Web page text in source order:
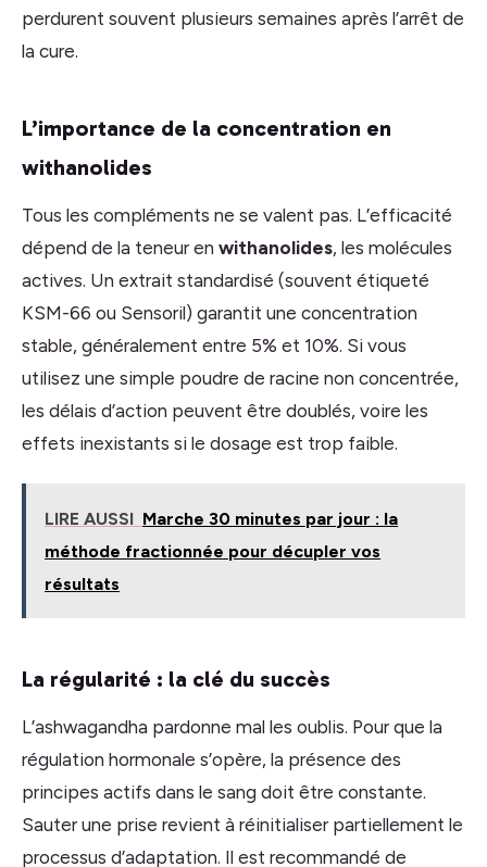
perdurent souvent plusieurs semaines après l’arrêt de
la cure.
L’importance de la concentration en
withanolides
Tous les compléments ne se valent pas. L’efficacité
dépend de la teneur en withanolides, les molécules
actives. Un extrait standardisé (souvent étiqueté
KSM-66 ou Sensoril) garantit une concentration
stable, généralement entre 5% et 10%. Si vous
utilisez une simple poudre de racine non concentrée,
les délais d’action peuvent être doublés, voire les
effets inexistants si le dosage est trop faible.
LIRE AUSSI Marche 30 minutes par jour : la
méthode fractionnée pour décupler vos
résultats
La régularité : la clé du succès
L’ashwagandha pardonne mal les oublis. Pour que la
régulation hormonale s’opère, la présence des
principes actifs dans le sang doit être constante.
Sauter une prise revient à réinitialiser partiellement le
processus d’adaptation. Il est recommandé de